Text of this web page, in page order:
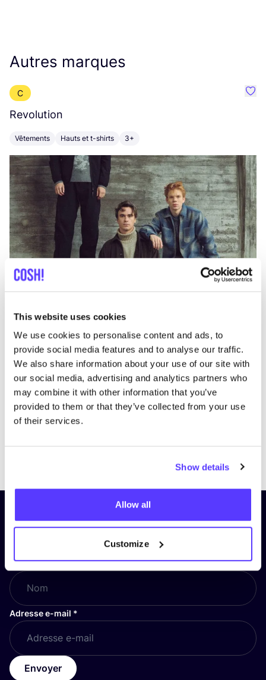
This website uses cookies
We use cookies to personalise content and ads, to
provide social media features and to analyse our traffic.
We also share information about your use of our site with
our social media, advertising and analytics partners who
may combine it with other information that you’ve
provided to them or that they’ve collected from your use
of their services.
Show details
Allow all
Customize
Autres marques
C
Revolution
Vêtements Hauts et t-shirts 3+
Inscrivez-vous à notre lettre
d’information et restez informé !
Nom*
Adresse e-mail *
Envoyer